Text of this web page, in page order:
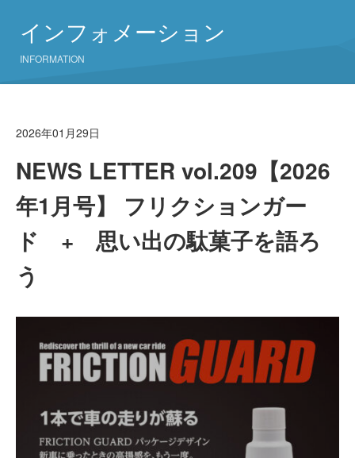
インフォメーション
INFORMATION
2026年01月29日
NEWS LETTER vol.209【2026
年1月号】 フリクションガー
ド + 思い出の駄菓子を語ろ
う